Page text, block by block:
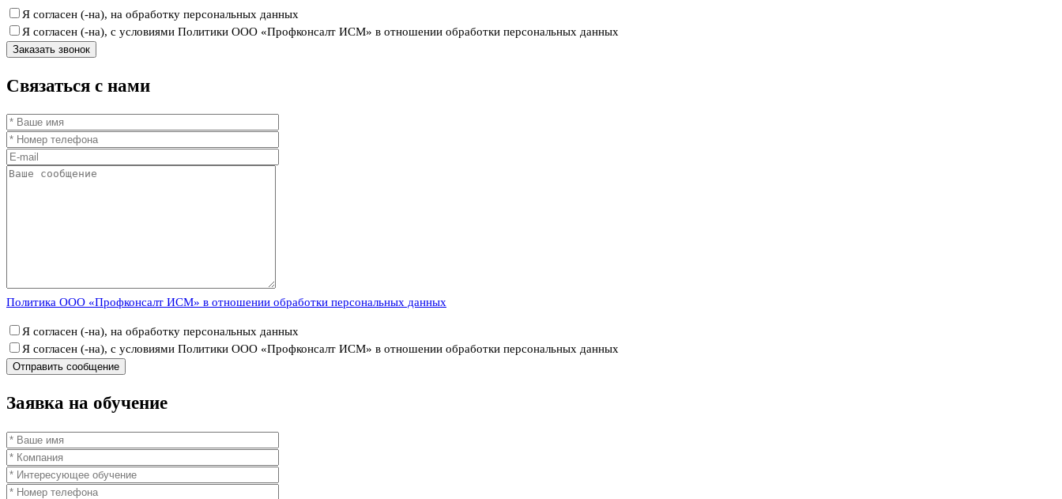
Я согласен (-на), на обработку персональных данных
Я согласен (-на), с условиями Политики ООО «Профконсалт ИСМ» в отношении обработки персональных данных
Связаться с нами
Политика ООО «Профконсалт ИСМ» в отношении обработки персональных данных
Я согласен (-на), на обработку персональных данных
Я согласен (-на), с условиями Политики ООО «Профконсалт ИСМ» в отношении обработки персональных данных
Заявка на обучение